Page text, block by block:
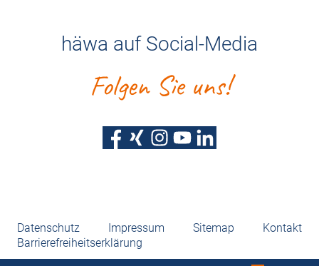
häwa auf Social-Media
Folgen Sie uns!
Datenschutz Impressum Sitemap
Kontakt
Barrierefreiheitserklärung